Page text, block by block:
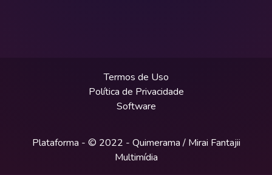
Termos de Uso
Política de Privacidade
Software
Plataforma - © 2022 - Quimerama / Mirai Fantajii
Multimídia